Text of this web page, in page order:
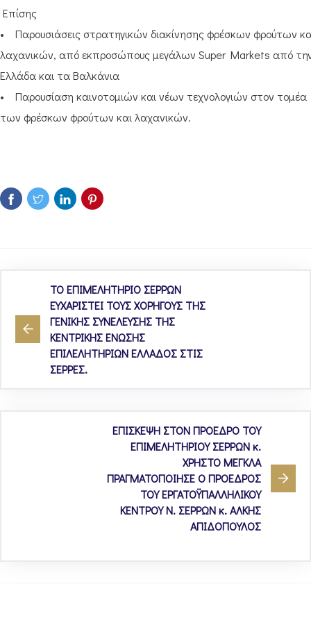
Επίσης
• Παρουσιάσεις στρατηγικών διακίνησης φρέσκων φρούτων
λαχανικών, από εκπροσώπους μεγάλων Super Markets από
Ελλάδα και τα Βαλκάνια
• Παρουσίαση καινοτομιών και νέων τεχνολογιών στον τομέα
των φρέσκων φρούτων και λαχανικών.
ΤΟ ΕΠΙΜΕΛΗΤΗΡΙΟ ΣΕΡΡΩΝ
ΕΥΧΑΡΙΣΤΕΙ ΤΟΥΣ ΧΟΡΗΓΟΥΣ ΤΗΣ
ΓΕΝΙΚΗΣ ΣΥΝΕΛΕΥΣΗΣ ΤΗΣ
ΚΕΝΤΡΙΚΗΣ ΕΝΩΣΗΣ
ΕΠΙΛΕΛΗΤΗΡΙΩΝ ΕΛΛΑΔΟΣ ΣΤΙΣ
ΣΕΡΡΕΣ.
ΕΠΙΣΚΕΨΗ ΣΤΟΝ ΠΡΟΕΔΡΟ ΤΟΥ
ΕΠΙΜΕΛΗΤΗΡΙΟΥ ΣΕΡΡΩΝ κ.
ΧΡΗΣΤΟ ΜΕΓΚΛΑ
ΠΡΑΓΜΑΤΟΠΟΙΗΣΕ Ο ΠΡΟΕΔΡΟΣ
ΤΟΥ ΕΡΓΑΤΟΫΠΑΛΛΗΛΙΚΟΥ
ΚΕΝΤΡΟΥ Ν. ΣΕΡΡΩΝ κ. ΑΛΚΗΣ
ΑΠΙΔΟΠΟΥΛΟΣ